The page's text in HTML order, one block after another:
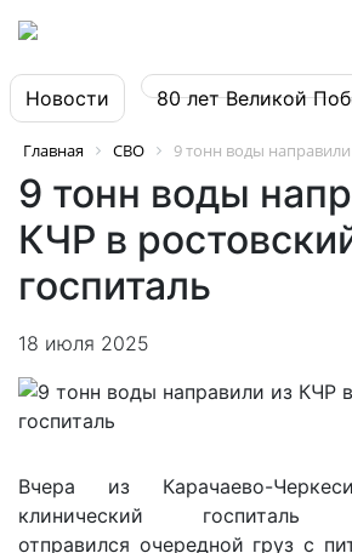
Новости 80 лет Великой
Главная СВО 9 тонн воды направили
9 тонн воды
КЧР в
госпиталь
18 июля 2025
Вчера из Карачаево-
клинический госпиталь
отправился очередной груз с